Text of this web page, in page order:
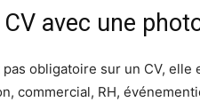
avec une
pas obligatoire sur un CV,
commercial, RH,